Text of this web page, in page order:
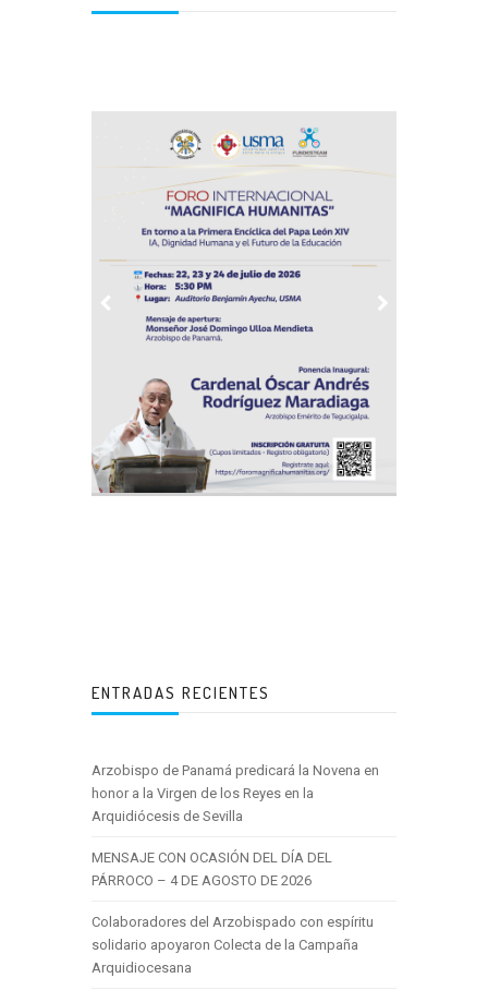
ENTRADAS RECIENTES
Arzobispo de Panamá predicará la Novena en
honor a la Virgen de los Reyes en la
Arquidiócesis de Sevilla
MENSAJE CON OCASIÓN DEL DÍA DEL
PÁRROCO – 4 DE AGOSTO DE 2026
Colaboradores del Arzobispado con espíritu
solidario apoyaron Colecta de la Campaña
Arquidiocesana